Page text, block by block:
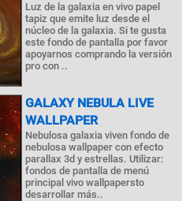
Luz de la galaxia en vivo papel
tapiz que emite luz desde el
núcleo de la galaxia. Si te gusta
este fondo de pantalla por favor
apoyarnos comprando la versión
pro con ..
GALAXY NEBULA LIVE
WALLPAPER
Nebulosa galaxia viven fondo de
nebulosa wallpaper con efecto
parallax 3d y estrellas. Utilizar:
fondos de pantalla de menú
principal vivo wallpapersto
desarrollar más..